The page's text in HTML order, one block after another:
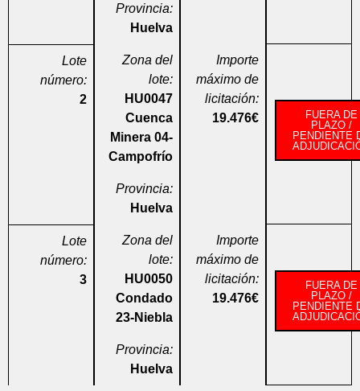
Provincia:
Huelva
Lote
número:
2
Zona del
lote:
HU0047
Cuenca
Minera 04-
Campofrío
Provincia:
Huelva
Importe
máximo de
licitación:
19.476€
FUERA DE
PLAZO /
PENDIENTE
Lote
número:
3
Zona del
lote:
HU0050
Condado
23-Niebla
Provincia:
Huelva
Importe
máximo de
licitación:
19.476€
FUERA DE
PLAZO /
PENDIENTE